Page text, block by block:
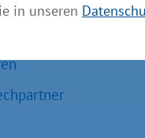
in unseren